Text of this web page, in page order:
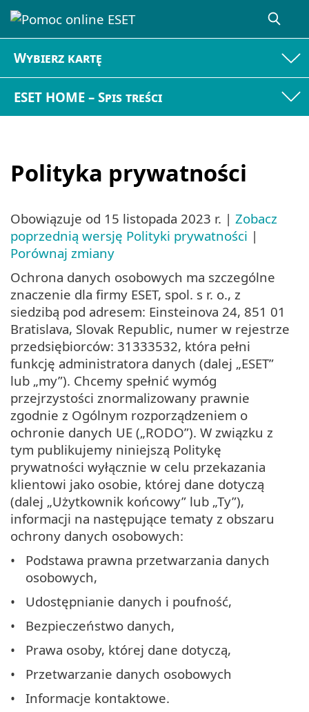
Wybierz kartę
ESET HOME – Spis treści
Polityka prywatności
Obowiązuje od 15 listopada 2023 r. | Zobacz
poprzednią wersję Polityki prywatności |
Porównaj zmiany
Ochrona danych osobowych ma szczególne
znaczenie dla firmy ESET, spol. s r. o., z
siedzibą pod adresem: Einsteinova 24, 851 01
Bratislava, Slovak Republic, numer w rejestrze
przedsiębiorców: 31333532, która pełni
funkcję administratora danych (dalej „ESET”
lub „my”). Chcemy spełnić wymóg
przejrzystości znormalizowany prawnie
zgodnie z Ogólnym rozporządzeniem o
ochronie danych UE („RODO”). W związku z
tym publikujemy niniejszą Politykę
prywatności wyłącznie w celu przekazania
klientowi jako osobie, której dane dotyczą
(dalej „Użytkownik końcowy” lub „Ty”),
informacji na następujące tematy z obszaru
ochrony danych osobowych:
Podstawa prawna przetwarzania danych
osobowych,
Udostępnianie danych i poufność,
Bezpieczeństwo danych,
Prawa osoby, której dane dotyczą,
Przetwarzanie danych osobowych
Informacje kontaktowe.